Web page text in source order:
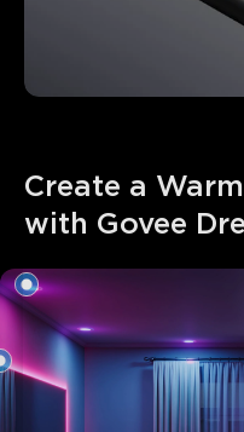
Create a
with Govee